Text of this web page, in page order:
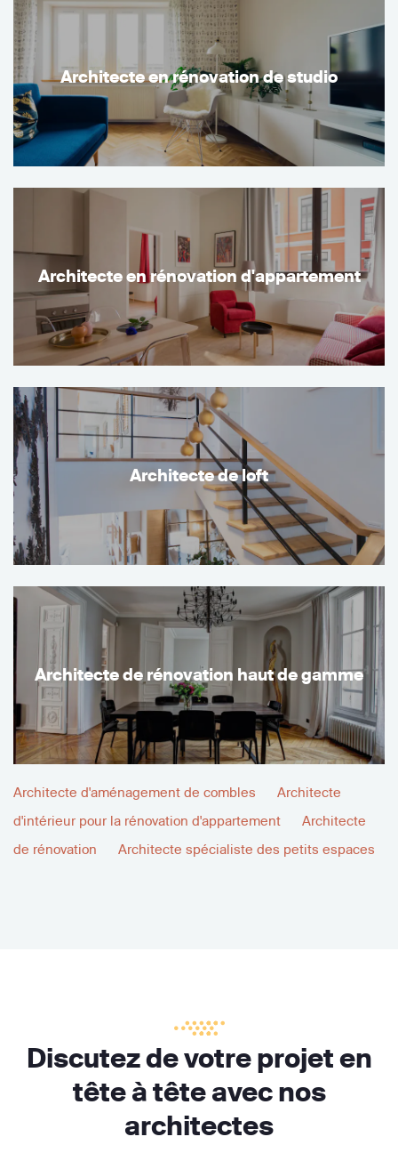
Architecte en rénovation de studio
Architecte en rénovation d'appartement
Architecte de loft
Architecte de rénovation haut de gamme
Architecte d'aménagement de combles
Architecte
d'intérieur pour la rénovation d'appartement
Architecte
de rénovation
Architecte spécialiste des petits espaces
Discutez de votre projet en
tête à tête avec nos
architectes